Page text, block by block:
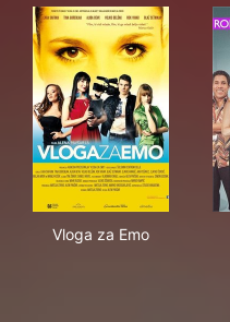
Vloga za Emo